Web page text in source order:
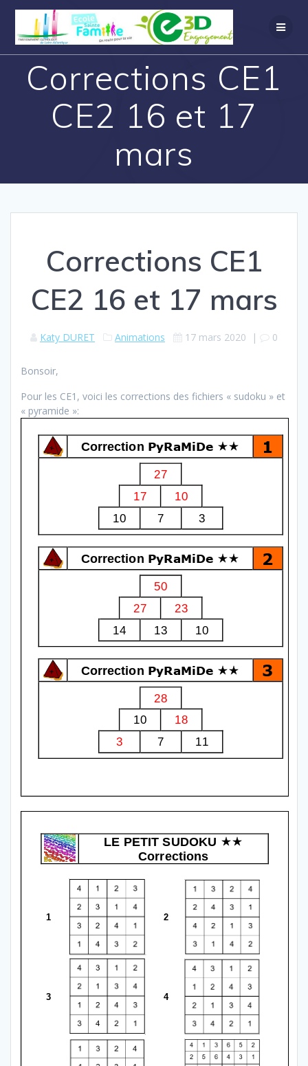
Corrections CE1
CE2 16 et 17
mars
Corrections CE1
CE2 16 et 17 mars
Katy DURET Animations 17 mars 2020 | 0
Bonsoir,
Pour les CE1, voici les corrections des fichiers « sudoku » et
« pyramide »: